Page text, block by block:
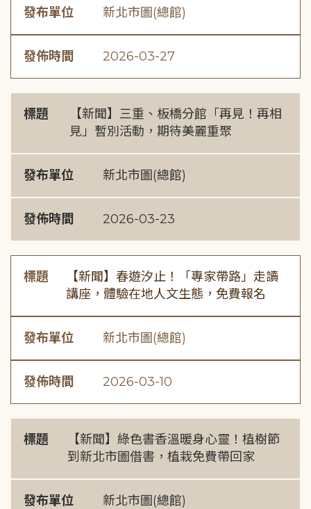
發布單位 新北市圖(總館)
發佈時間 2026-03-27
標題
【新聞】三重、板橋分館「再見！再相
見」暫別活動，期待美麗重聚
發布單位 新北市圖(總館)
發佈時間 2026-03-23
標題
【新聞】春遊汐止！「專家帶路」走讀
講座，體驗在地人文生態，免費報名
發布單位 新北市圖(總館)
發佈時間 2026-03-10
標題
【新聞】綠色書香溫暖身心靈！植樹節
到新北市圖借書，植栽免費帶回家
發布單位 新北市圖(總館)